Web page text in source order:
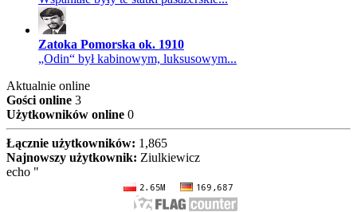
Zatoka Pomorska ok. 1910
„Odin“ był kabinowym, luksusowym...
Aktualnie online
Gości online 3
Użytkowników online 0
Łącznie użytkowników: 1,865
Najnowszy użytkownik: Ziulkiewicz
echo "